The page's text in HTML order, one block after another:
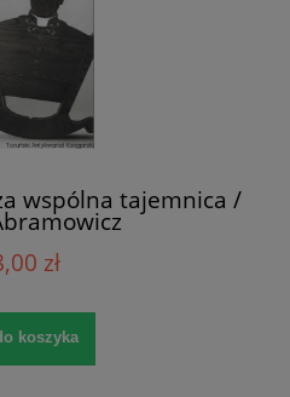
wspólna tajemnica /
zł
koszyka